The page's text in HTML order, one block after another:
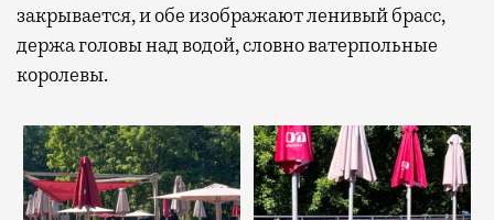
закрывается, и обе изображают ленивый брасс,
держа головы над водой, словно ватерпольные
королевы.